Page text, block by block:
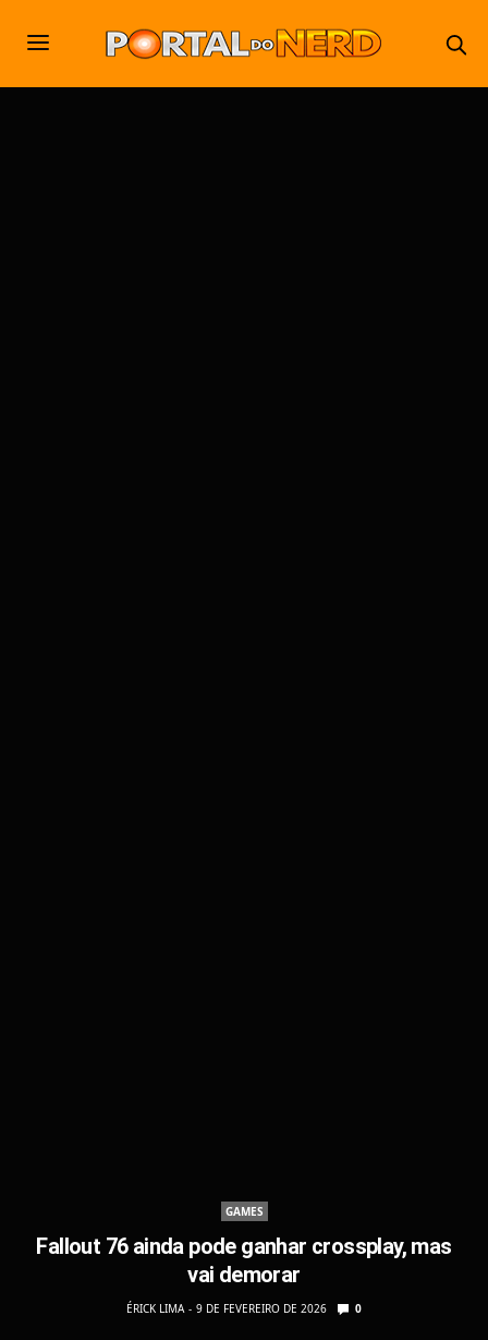
GAMES
Fallout 76 ainda pode ganhar crossplay, mas
vai demorar
ÉRICK LIMA 9 DE FEVEREIRO DE 2026 0